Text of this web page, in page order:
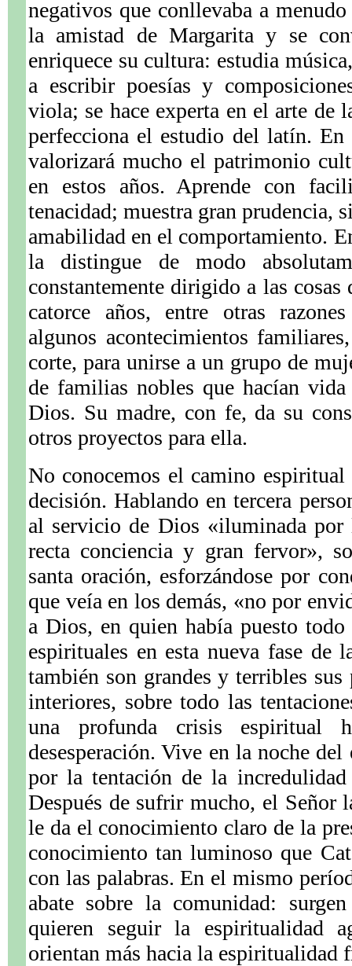
negativos que conllevaba a
la amistad de Margarita y se
enriquece su cultura: estudia
a escribir poesías y
viola; se hace experta en el arte de
perfecciona el estudio del latín.
valorizará mucho el patrimonio
en estos años. Aprende con
tenacidad; muestra gran prudencia,
amabilidad en el comportamiento.
la distingue de modo
constantemente dirigido a las
catorce años, entre otras
algunos acontecimientos
corte, para unirse a un grupo de
de familias nobles que hacían vida
Dios. Su madre, con fe, da su
otros proyectos para ella.
No conocemos el camino espiritual
decisión. Hablando en tercera
al servicio de Dios «iluminada
recta conciencia y gran fervor»,
santa oración, esforzándose por
que veía en los demás, «no por
a Dios, en quien había puesto
espirituales en esta nueva fase de
también son grandes y terribles
interiores, sobre todo las
una profunda crisis espiritual
desesperación. Vive en la noche
por la tentación de la
Después de sufrir mucho, el Señor
le da el conocimiento claro de la
conocimiento tan luminoso que
con las palabras. En el mismo
abate sobre la comunidad:
quieren seguir la espiritualidad
orientan más hacia la espiritualidad